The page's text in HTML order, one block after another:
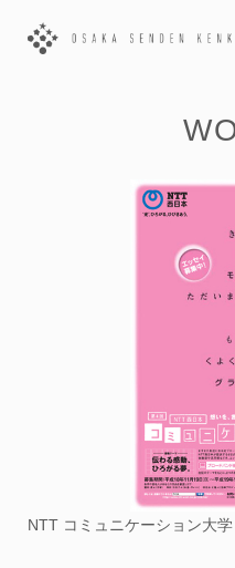
NTT コミュニケーション大学